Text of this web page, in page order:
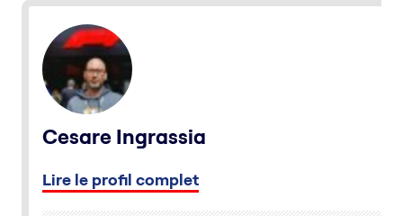
Cesare Ingrassia
Lire le profil complet